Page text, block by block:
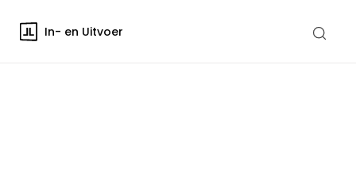
In- en Uitvoer